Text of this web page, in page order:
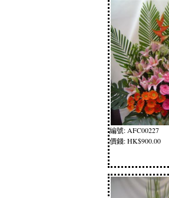
編號: AFC00227
價錢: HK$900.00